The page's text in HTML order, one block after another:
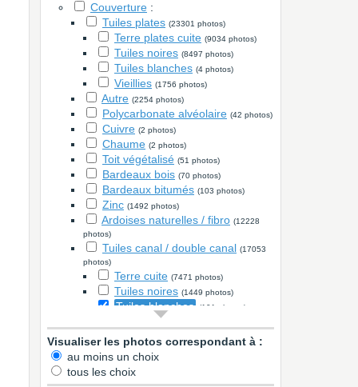
Couverture :
Tuiles plates (23301 photos)
Terre plates cuite (9034 photos)
Tuiles noires (8497 photos)
Tuiles blanches (4 photos)
Vieillies (1756 photos)
Autre (2254 photos)
Polycarbonate alvéolaire (42 photos)
Cuivre (2 photos)
Chaume (2 photos)
Toit végétalisé (51 photos)
Bardeaux bois (70 photos)
Bardeaux bitumés (103 photos)
Zinc (1492 photos)
Ardoises naturelles / fibro (12228
photos)
Tuiles canal / double canal (17053
photos)
Terre cuite (7471 photos)
Tuiles noires (1449 photos)
Tuiles blanches (101 photos)
Colorées
Membranes
Bandes de rive - Bandeau - lambris :
PVC
Visualiser les photos correspondant à :
au moins un choix
tous les choix